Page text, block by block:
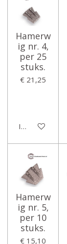
Hamerw
ig nr. 4,
per 25
stuks.
€ 21,25
In winkelwagen
Hamerw
ig nr. 5,
per 10
stuks.
€ 15,10